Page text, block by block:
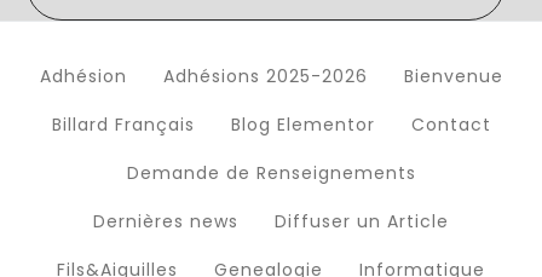
Adhésion Adhésions 2025-2026
Bienvenue
Billard Français
Blog Elementor
Contact
Demande de Renseignements
Dernières news
Diffuser un Article
Fils&Aiguilles
Genealogie Informatique